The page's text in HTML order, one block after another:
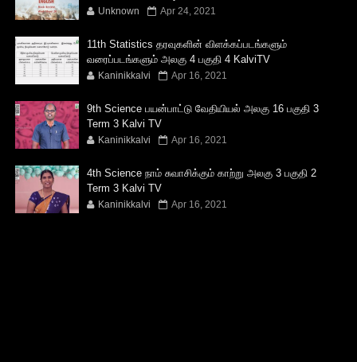
Unknown Apr 24, 2021
11th Statistics தரவுகளின் விளக்கப்படங்களும்
வரைப்படங்களும் அலகு 4 பகுதி 4 KalviTV
Kaninikkalvi Apr 16, 2021
9th Science பயன்பாட்டு வேதியியல் அலகு 16 பகுதி 3
Term 3 Kalvi TV
Kaninikkalvi Apr 16, 2021
4th Science நாம் சுவாசிக்கும் காற்று அலகு 3 பகுதி 2
Term 3 Kalvi TV
Kaninikkalvi Apr 16, 2021